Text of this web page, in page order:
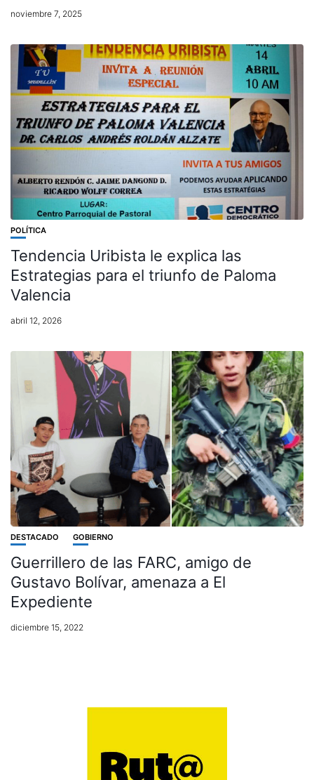
noviembre 7, 2025
POLÍTICA
Tendencia Uribista le explica las
Estrategias para el triunfo de Paloma
Valencia
abril 12, 2026
DESTACADO GOBIERNO
Guerrillero de las FARC, amigo de
Gustavo Bolívar, amenaza a El
Expediente
diciembre 15, 2022